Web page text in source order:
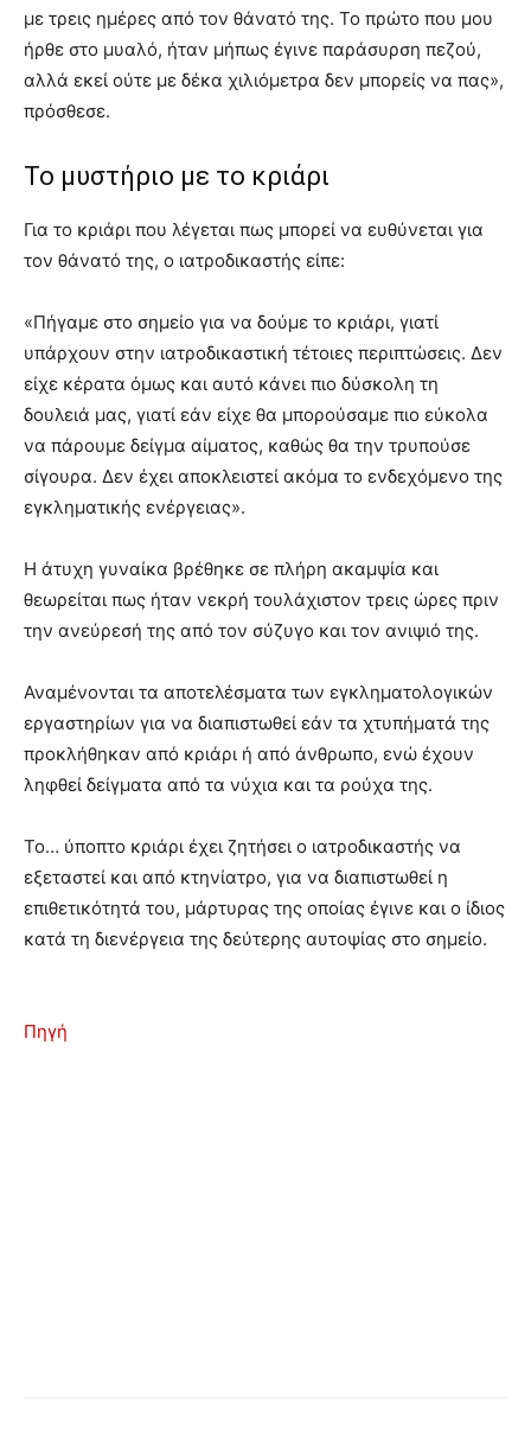
με τρεις ημέρες από τον θάνατό της. Το πρώτο που μου
ήρθε στο μυαλό, ήταν μήπως έγινε παράσυρση πεζού,
αλλά εκεί ούτε με δέκα χιλιόμετρα δεν μπορείς να πας»,
πρόσθεσε.
Το μυστήριο με το κριάρι
Για το κριάρι που λέγεται πως μπορεί να ευθύνεται για
τον θάνατό της, ο ιατροδικαστής είπε:
«Πήγαμε στο σημείο για να δούμε το κριάρι, γιατί
υπάρχουν στην ιατροδικαστική τέτοιες περιπτώσεις. Δεν
είχε κέρατα όμως και αυτό κάνει πιο δύσκολη τη
δουλειά μας, γιατί εάν είχε θα μπορούσαμε πιο εύκολα
να πάρουμε δείγμα αίματος, καθώς θα την τρυπούσε
σίγουρα. Δεν έχει αποκλειστεί ακόμα το ενδεχόμενο της
εγκληματικής ενέργειας».
Η άτυχη γυναίκα βρέθηκε σε πλήρη ακαμψία και
θεωρείται πως ήταν νεκρή τουλάχιστον τρεις ώρες πριν
την ανεύρεσή της από τον σύζυγο και τον ανιψιό της.
Αναμένονται τα αποτελέσματα των εγκληματολογικών
εργαστηρίων για να διαπιστωθεί εάν τα χτυπήματά της
προκλήθηκαν από κριάρι ή από άνθρωπο, ενώ έχουν
ληφθεί δείγματα από τα νύχια και τα ρούχα της.
Το… ύποπτο κριάρι έχει ζητήσει ο ιατροδικαστής να
εξεταστεί και από κτηνίατρο, για να διαπιστωθεί η
επιθετικότητά του, μάρτυρας της οποίας έγινε και ο ίδιος
κατά τη διενέργεια της δεύτερης αυτοψίας στο σημείο.
Πηγή